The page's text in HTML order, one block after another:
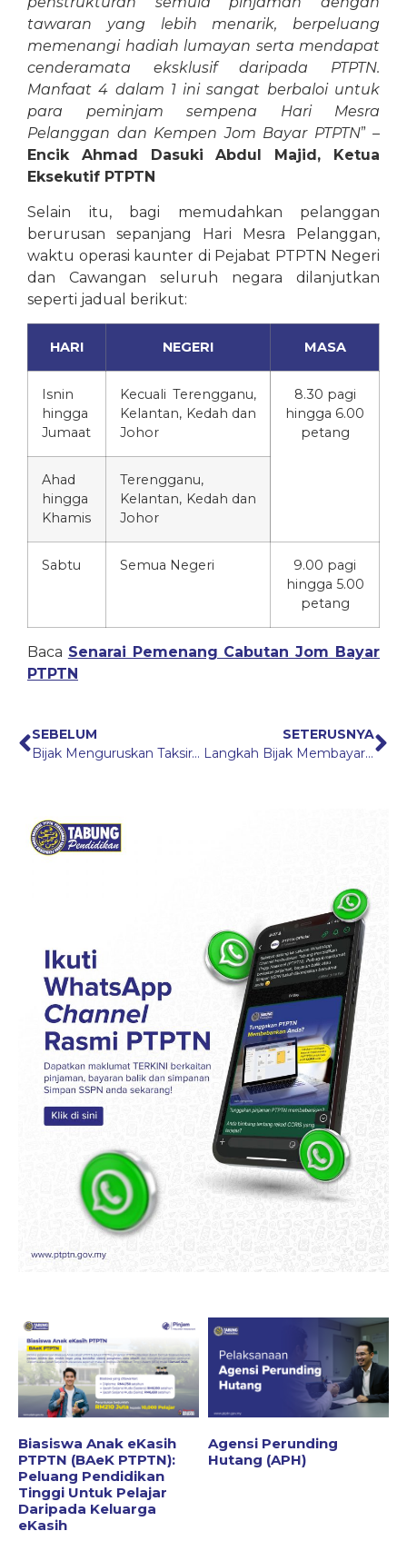
tawaran yang lebih menarik, berpeluang
memenangi hadiah lumayan serta mendapat
cenderamata eksklusif daripada PTPTN.
Manfaat 4 dalam 1 ini sangat berbaloi untuk
para peminjam sempena Hari Mesra
Pelanggan dan Kempen Jom Bayar PTPTN” –
Encik Ahmad Dasuki Abdul Majid, Ketua
Eksekutif PTPTN
Selain itu, bagi memudahkan pelanggan
berurusan sepanjang Hari Mesra Pelanggan,
waktu operasi kaunter di Pejabat PTPTN Negeri
dan Cawangan seluruh negara dilanjutkan
seperti jadual berikut:
HARI NEGERI MASA
Isnin
hingga
Jumaat
Kecuali Terengganu,
Kelantan, Kedah dan
Johor
8.30 pagi
hingga 6.00
petang
Ahad
hingga
Khamis
Terengganu,
Kelantan, Kedah dan
Johor
Sabtu Semua Negeri
9.00 pagi
hingga 5.00
petang
Baca Senarai Pemenang Cabutan Jom Bayar
PTPTN
SEBELUM
Bijak Menguruskan Taksiran Cukai Pendapatan
SETERUSNYA
Langkah Bijak Membayar Balik Pinjaman PTPTN Secara Konsisten
Biasiswa Anak eKasih
PTPTN (BAeK PTPTN):
Peluang Pendidikan
Tinggi Untuk Pelajar
Daripada Keluarga
eKasih
Agensi Perunding
Hutang (APH)